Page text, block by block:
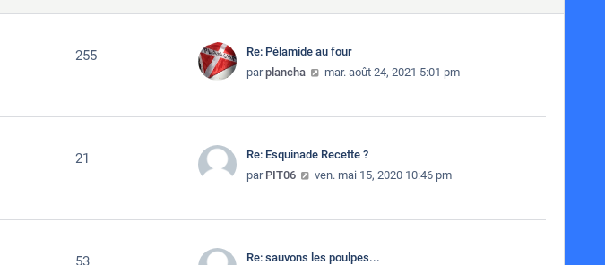
255
Re: Pélamide au four
parplancha Consulter le dernier message
mar. août 24, 2021 5:01 pm
21
Re: Esquinade Recette ?
par PIT06 Consulter le dernier message
ven. mai 15, 2020 10:46 pm
53
Re: sauvons les poulpes...